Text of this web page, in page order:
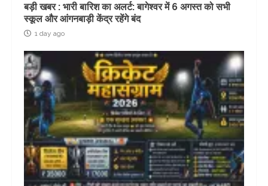
बड़ी खबर : भारी बारिश का अलर्ट: बागेश्वर में 6 अगस्त को सभी
स्कूल और आंगनबाड़ी केंद्र रहेंगे बंद
1 day ago